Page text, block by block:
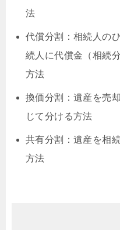
法
代償分割：相続人の
続人に代償金（相続
方法
換価分割：遺産を売
じて分ける方法
共有分割：遺産を相
方法